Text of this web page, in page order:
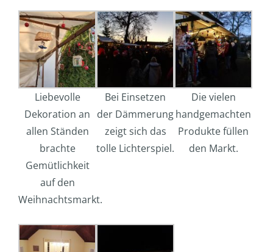
Liebevolle
Dekoration an
allen Ständen
brachte
Gemütlichkeit
auf den
Weihnachtsmarkt.
Bei Einsetzen
der Dämmerung
zeigt sich das
tolle Lichterspiel.
Die vielen
handgemachten
Produkte füllen
den Markt.